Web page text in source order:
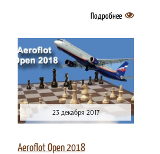
Подробнее
23 декабря 2017
Aeroflot Open 2018